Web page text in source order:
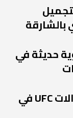
بالشارقة
حديثة في
أنكالايف وغوسكوف يتصدران نزالات UFC في